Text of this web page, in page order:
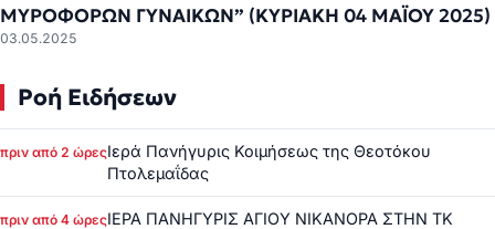
ΜΥΡΟΦΟΡΩΝ ΓΥΝΑΙΚΩΝ” (ΚΥΡΙΑΚΗ 04 ΜΑΪΟΥ 2025)
03.05.2025
Ροή Ειδήσεων
πριν από 2 ώρεςΙερά Πανήγυρις Κοιμήσεως της Θεοτόκου
Πτολεμαΐδας
πριν από 4 ώρεςΙΕΡΑ ΠΑΝΗΓΥΡΙΣ ΑΓΙΟΥ ΝΙΚΑΝΟΡΑ ΣΤΗΝ ΤΚ